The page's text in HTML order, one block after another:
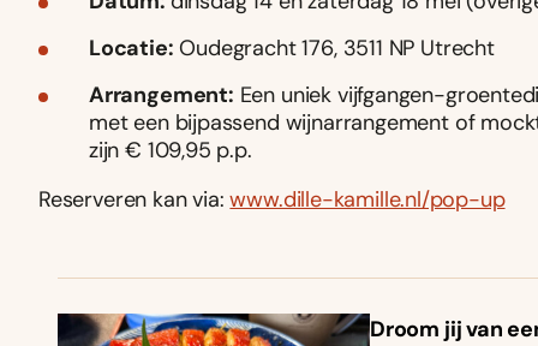
Locatie: Oudegracht 176, 3511 NP Utrecht
Arrangement: Een uniek vijfgangen-
met een bijpassend wijnarrangement of
zijn € 109,95 p.p.
Reserveren kan via:www.dille-kamille.nl/pop-up
Droom jij van